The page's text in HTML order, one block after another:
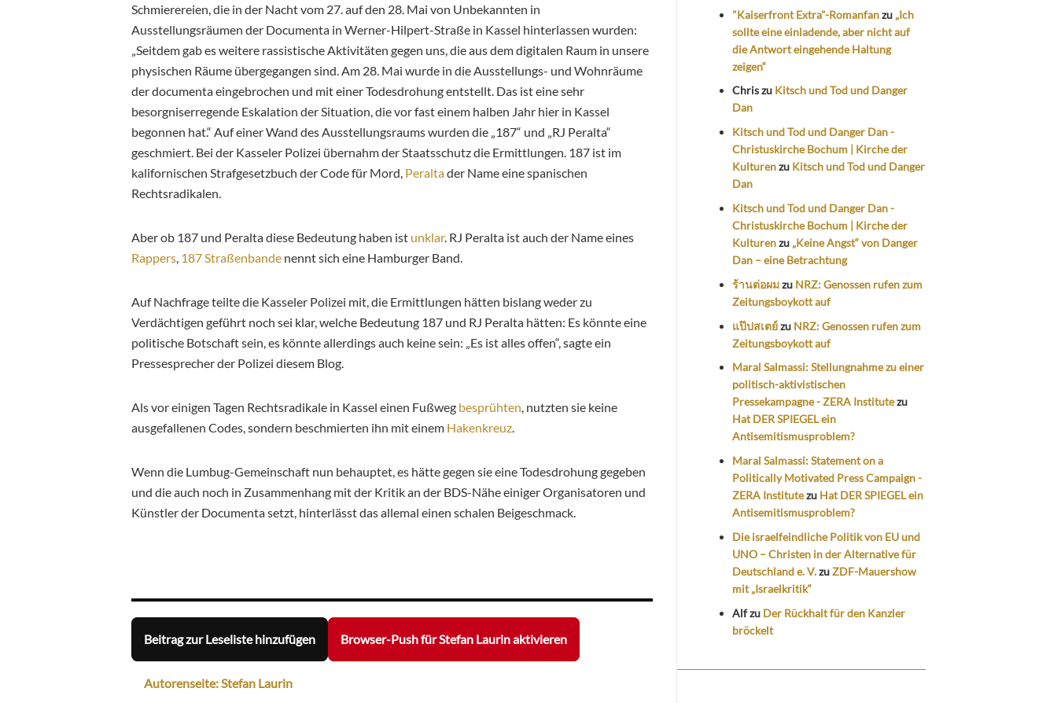
Schmierereien, die in der Nacht vom 27. auf den 28. Mai von Unbekannten in
Ausstellungsräumen der Documenta in Werner-Hilpert-Straße in Kassel hinterlassen wurden:
„Seitdem gab es weitere rassistische Aktivitäten gegen uns, die aus dem digitalen Raum in unsere
physischen Räume übergegangen sind. Am 28. Mai wurde in die Ausstellungs- und Wohnräume
der documenta eingebrochen und mit einer Todesdrohung entstellt. Das ist eine sehr
besorgniserregende Eskalation der Situation, die vor fast einem halben Jahr hier in Kassel
begonnen hat.“ Auf einer Wand des Ausstellungsraums wurden die „187“ und „RJ Peralta“
geschmiert. Bei der Kasseler Polizei übernahm der Staatsschutz die Ermittlungen. 187 ist im
kalifornischen Strafgesetzbuch der Code für Mord, Peraltader Name eine spanischen
Rechtsradikalen.
Aber ob 187 und Peralta diese Bedeutung haben ist unklar. RJ Peralta ist auch der Name eines
Rappers 187 Straßenbande nennt sich eine Hamburger Band.
Auf Nachfrage teilte die Kasseler Polizei mit, die Ermittlungen hätten bislang weder zu
Verdächtigen geführt noch sei klar, welche Bedeutung 187 und RJ Peralta hätten: Es könnte eine
politische Botschaft sein, es könnte allerdings auch keine sein: „Es ist alles offen“, sagte ein
Pressesprecher der Polizei diesem Blog.
Als vor einigen Tagen Rechtsradikale in Kassel einen Fußweg besprühten , nutzten sie keine
ausgefallenen Codes, sondern beschmierten ihn mit einem Hakenkreuz
Wenn die Lumbug-Gemeinschaft nun behauptet, es hätte gegen sie eine Todesdrohung gegeben
und die auch noch in Zusammenhang mit der Kritik an der BDS-Nähe einiger Organisatoren und
Künstler der Documenta setzt, hinterlässt das allemal einen schalen Beigeschmack.
Beitrag zur Leseliste hinzufügen Browser-Push für Stefan Laurin aktivieren
Autorenseite: Stefan Laurin
"Kaiserfront Extra"-Romanfanzu „Ich
sollte eine einladende, aber nicht auf
die Antwort eingehende Haltung
zeigen“
Chriszu Kitsch und Tod und Danger
Dan
Kitsch und Tod und Danger Dan -
Christuskirche Bochum | Kirche der
Kulturenzu Kitsch und Tod und Danger
Dan
Kitsch und Tod und Danger Dan -
Christuskirche Bochum | Kirche der
Kulturenzu „Keine Angst“ von Danger
Dan – eine Betrachtung
ร้านต่อผมzu NRZ: Genossen rufen zum
Zeitungsboykott auf
แป๊ปสเตย์zu NRZ: Genossen rufen zum
Zeitungsboykott auf
Maral Salmassi: Stellungnahme zu einer
politisch-aktivistischen
Pressekampagne - ZERA Institutezu
Hat DER SPIEGEL ein
Antisemitismusproblem?
Maral Salmassi: Statement on a
Politically Motivated Press Campaign -
ZERA Institutezu Hat DER SPIEGEL ein
Antisemitismusproblem?
Die israelfeindliche Politik von EU und
UNO – Christen in der Alternative für
Deutschland e. V.zuZDF-Mauershow
mit „Israelkritik“
Alfzu Der Rückhalt für den Kanzler
bröckelt